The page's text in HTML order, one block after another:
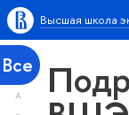
Высшая школа
Все
А